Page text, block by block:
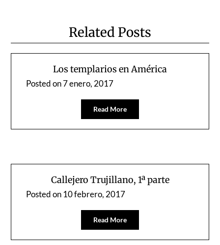
Related Posts
Los templarios en América
Posted on7 enero, 2017
Read More
Callejero Trujillano, 1ª parte
Posted on10 febrero, 2017
Read More